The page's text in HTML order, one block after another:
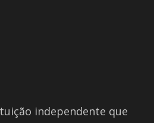
independente que